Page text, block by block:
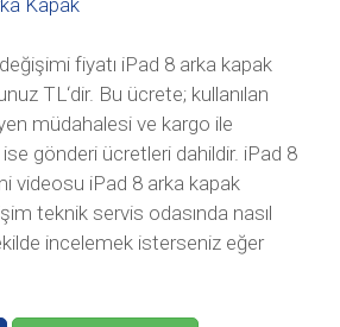
Kapak
fiyatı iPad 8 arka kapak
TL‘dir. Bu ücrete; kullanılan
müdahalesi ve kargo ile
ise gönderi ücretleri dahildir. iPad 8
videosu iPad 8 arka kapak
teknik servis odasında nasıl
incelemek isterseniz eğer